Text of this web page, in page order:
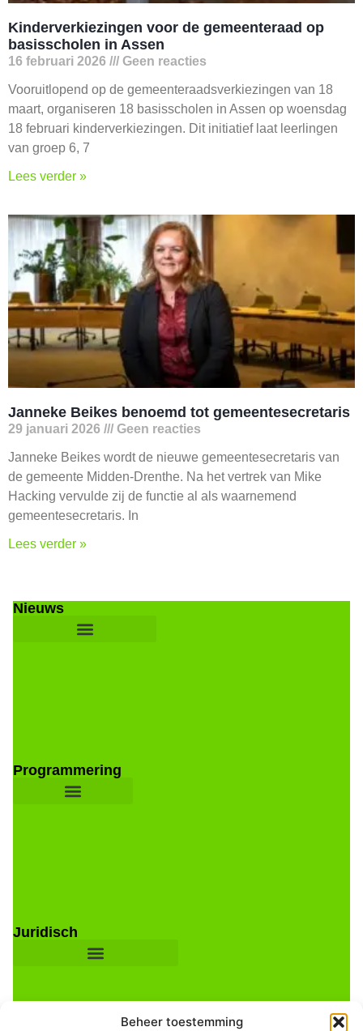
Beheer toestemming
Kinderverkiezingen voor de gemeenteraad op
basisscholen in Assen
16 februari 2026 Geen reacties
Vooruitlopend op de gemeenteraadsverkiezingen van 18
maart, organiseren 18 basisscholen in Assen op woensdag
18 februari kinderverkiezingen. Dit initiatief laat leerlingen
van groep 6, 7
Lees verder »
Janneke Beikes benoemd tot gemeentesecretaris
29 januari 2026 Geen reacties
Janneke Beikes wordt de nieuwe gemeentesecretaris van
de gemeente Midden-Drenthe. Na het vertrek van Mike
Hacking vervulde zij de functie al als waarnemend
gemeentesecretaris. In
Lees verder »
Nieuws
Programmering
Juridisch